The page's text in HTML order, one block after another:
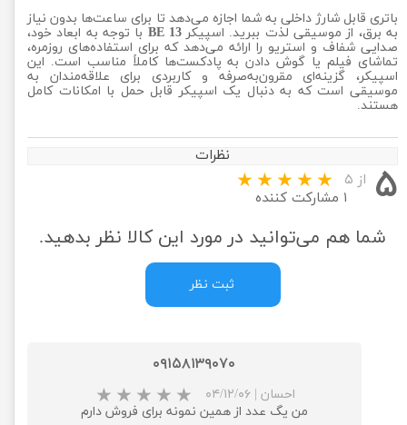
باتری قابل شارژ داخلی به شما اجازه می‌دهد تا برای ساعت‌ها بدون نیاز
به برق، از موسیقی لذت ببرید. اسپیکرBE 13 با توجه به ابعاد خود،
صدایی شفاف و استریو را ارائه می‌دهد که برای استفاده‌های روزمره،
تماشای فیلم یا گوش دادن به پادکست‌ها کاملاً مناسب است. این
اسپیکر، گزینه‌ای مقرون‌به‌صرفه و کاربردی برای علاقه‌مندان به
موسیقی است که به دنبال یک اسپیکر قابل حمل با امکانات کامل
هستند.
نظرات
۵ از ۵
۱ مشارکت کننده
شما هم می‌توانید در مورد این کالا نظر بدهید.
ثبت نظر
۰۹۱۵۸۱۳۹۰۷۰
احسان ۰۴/۱۲/۰۶
من یگ عدد از همین نمونه برای فروش دارم